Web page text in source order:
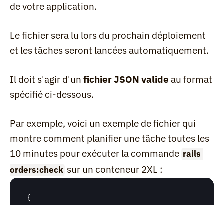
de votre application.
Le fichier sera lu lors du prochain déploiement
et les tâches seront lancées automatiquement.
Il doit s'agir d'un fichier JSON valide au format
spécifié ci-dessous.
Par exemple, voici un exemple de fichier qui
montre comment planifier une tâche toutes les
10 minutes pour exécuter la commande rails
orders:check sur un conteneur 2XL :
{